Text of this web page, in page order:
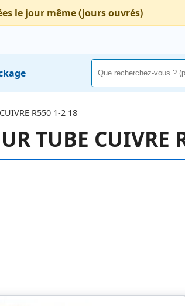
le jour même (jours ouvrés)
R550 1-2 18
TUBE CUIVRE